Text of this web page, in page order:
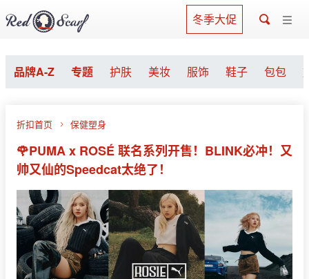
冬季大促
品牌A-Z 专题 护肤 美妆 服饰 鞋子 包包
折扣首页 保健塑身
🌹PUMA x ROSÉ 联名系列开售！BLINK必冲！又
帅又仙的Speedcat太绝了！